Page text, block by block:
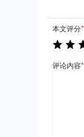
本文评分*
评论内容*